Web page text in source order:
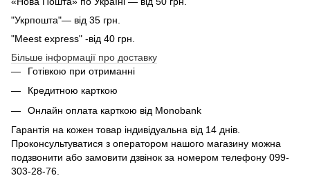
"Укрпошта"— від 35 грн.
"Meest express" -від 40 грн.
Більше інформації про доставку
Готівкою при отриманні
Кредитною карткою
Онлайн оплата карткою від Monobank
Гарантія на кожен товар індивідуальна від 14 днів.
Проконсультуватися з оператором нашого магазину можна
подзвонити або замовити дзвінок за номером телефону 099-
303-28-76.